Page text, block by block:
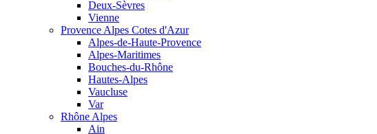
Deux-Sèvres
Vienne
Provence Alpes Cotes d'Azur
Alpes-de-Haute-Provence
Alpes-Maritimes
Bouches-du-Rhône
Hautes-Alpes
Vaucluse
Var
Rhône Alpes
Ain